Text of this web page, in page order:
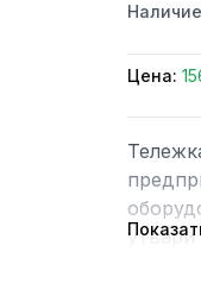
Цена: